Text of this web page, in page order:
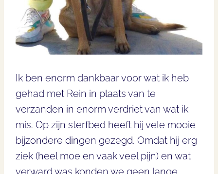
Ik ben enorm dankbaar voor wat ik heb
gehad met Rein in plaats van te
verzanden in enorm verdriet van wat ik
mis. Op zijn sterfbed heeft hij vele mooie
bijzondere dingen gezegd. Omdat hij erg
ziek (heel moe en vaak veel pijn) en wat
verward was konden we geen lange